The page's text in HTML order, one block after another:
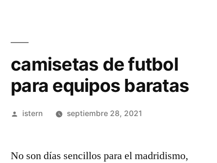
camisetas de futbol
para equipos baratas
Publicado
istern septiembre 28, 2021
No son días sencillos para el madridismo,